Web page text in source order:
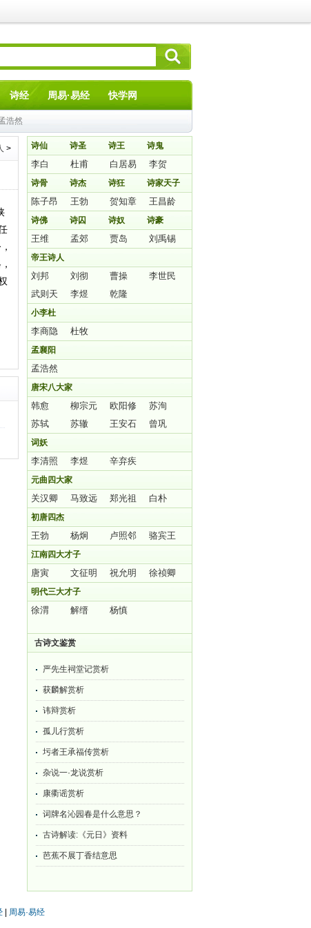
诗经 周易·易经 快学网
浩然
> 诗仙 诗圣 诗王 诗鬼
李白 杜甫 白居易 李贺
诗骨 诗杰 诗狂 诗家天子
陈子昂 王勃 贺知章 王昌龄
诗佛 诗囚 诗奴 诗豪
王维 孟郊 贾岛 刘禹锡
帝王诗人
刘邦 刘彻 曹操
李世民
武则天
李煜 乾隆
小李杜
李商隐 杜牧
孟襄阳
孟浩然
唐宋八大家
韩愈 柳宗元 欧阳修
苏洵
苏轼
苏辙 王安石 曾巩
词妖
李清照 李煜 辛弃疾
元曲四大家
关汉卿 马致远 郑光祖 白朴
初唐四杰
王勃 杨炯 卢照邻 骆宾王
江南四大才子
唐寅 文征明 祝允明 徐祯卿
明代三大才子
徐渭 解缙 杨慎
古诗文鉴赏
严先生祠堂记赏析
获麟解赏析
讳辩赏析
孤儿行赏析
圬者王承福传赏析
杂说一·龙说赏析
康衢谣赏析
词牌名沁园春是什么意思？
古诗解读:《元日》资料
芭蕉不展丁香结意思
|
周易·易经